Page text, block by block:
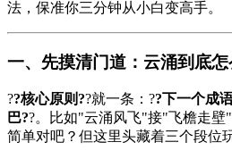
法，保准你三分钟从小白变高手。
一、先摸清门道：云涌到底怎
??核心原则??就一条：??下一个成
巴??。比如"云涌风飞"接"飞檐走
简单对吧？但这里头藏着三个段位